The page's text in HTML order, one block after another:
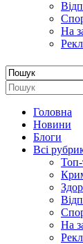
На
Головна
Новини
Блоги
Всі
На